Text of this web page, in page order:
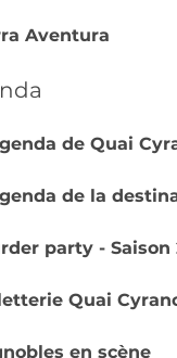
Aventura
de Quai
de la
party - Saison
Quai
en scène
-